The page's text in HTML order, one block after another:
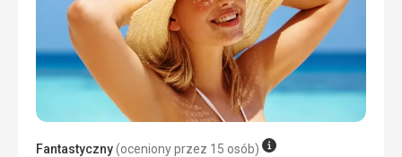
Fantastyczny(oceniony przez 15 osób)